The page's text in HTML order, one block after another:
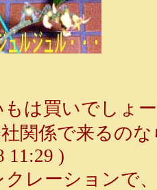
は買いでしょ
関係で来るの
11:29 )
クレーションで